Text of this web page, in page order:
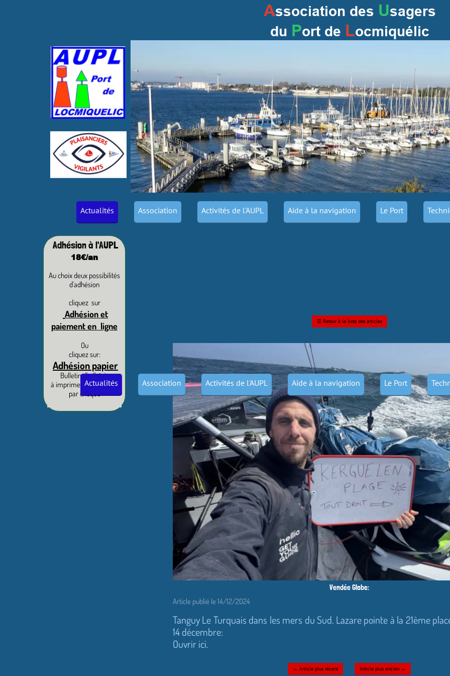
Adhésion à l'AUPL
18€/an
Au choix deux possibilités
d'adhésion
cliquez sur
Adhésion et
paiement en ligne
Ou
cliquez sur:
Adhésion papier
Bulletin d'adhésion
à imprimer et paiement
par chèque
Association des Usagers
du Port de Locmiquélic
Actualités Association Activités de l'AUPL Aide à la navigation Le Port
Actualités Association Activités de l'AUPL Aide à la navigation Le Port
☰ Retour à la liste des articles
Vendée Globe:
Article publié le 14/12/2024
Tanguy Le Turquais dans les mers du Sud. Lazare pointe à la 21ème
14 décembre:
Ouvrir ici.
← Article plus récent Article plus ancien →